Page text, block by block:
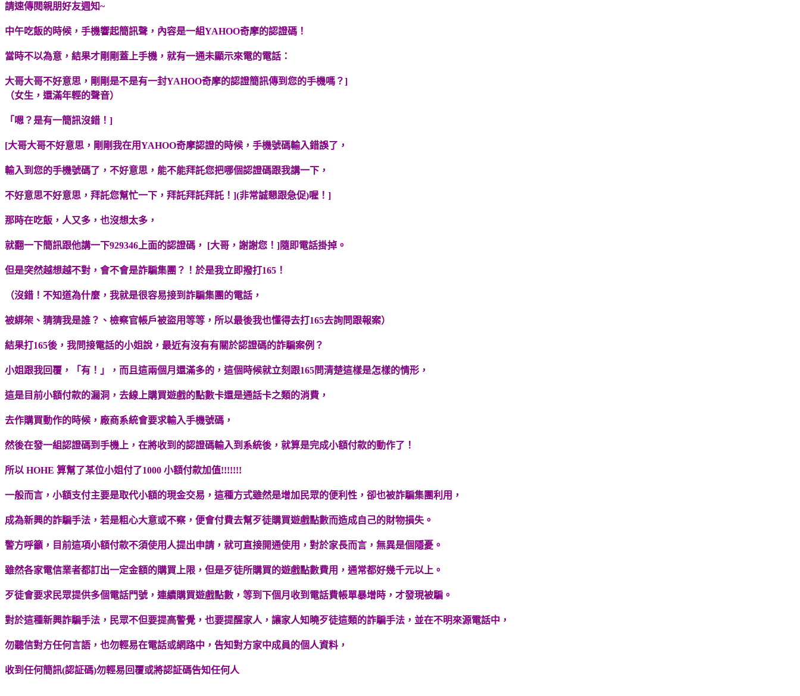
請速傳閱親朋好友週知~
中午吃飯的時候，手機響起簡訊聲，內容是一組YAHOO奇摩的認證碼！
當時不以為意，結果才剛剛蓋上手機，就有一通未顯示來電的電話：
大哥大哥不好意思，剛剛是不是有一封YAHOO奇摩的認證簡訊傳到您的手機嗎？]
（女生，還滿年輕的聲音）
「嗯？是有一簡訊沒錯！]
[大哥大哥不好意思，剛剛我在用YAHOO奇摩認證的時候，手機號碼輸入錯誤了，
輸入到您的手機號碼了，不好意思，能不能拜託您把哪個認證碼跟我講一下，
不好意思不好意思，拜託您幫忙一下，拜託拜託拜託！](非常誠懇跟急促)喔！]
那時在吃飯，人又多，也沒想太多，
就翻一下簡訊跟他講一下929346上面的認證碼， [大哥，謝謝您！]隨即電話掛掉。
但是突然越想越不對，會不會是詐騙集團？！於是我立即撥打165！
（沒錯！不知道為什麼，我就是很容易接到詐騙集團的電話，
被綁架、猜猜我是誰？、檢察官帳戶被盜用等等，所以最後我也懂得去打165去詢問跟報案）
結果打165後，我問接電話的小姐說，最近有沒有有關於認證碼的詐騙案例？
小姐跟我回覆，「有！」，而且這兩個月還滿多的，這個時候就立刻跟165問清楚這樣是怎樣的情形，
這是目前小額付款的漏洞，去線上購買遊戲的點數卡還是通話卡之類的消費，
去作購買動作的時候，廠商系統會要求輸入手機號碼，
然後在發一組認證碼到手機上，在將收到的認證碼輸入到系統後，就算是完成小額付款的動作了！
所以 HOHE 算幫了某位小姐付了1000 小額付款加值!!!!!!!
一般而言，小額支付主要是取代小額的現金交易，這種方式雖然是增加民眾的便利性，卻也被詐騙集團利用，
成為新興的詐騙手法，若是粗心大意或不察，便會付費去幫歹徒購買遊戲點數而造成自己的財物損失。
警方呼籲，目前這項小額付款不須使用人提出申請，就可直接開通使用，對於家長而言，無異是個隱憂。
雖然各家電信業者都訂出一定金額的購買上限，但是歹徒所購買的遊戲點數費用，通常都好幾千元以上。
歹徒會要求民眾提供多個電話門號，連續購買遊戲點數，等到下個月收到電話費帳單暴增時，才發現被騙。
對於這種新興詐騙手法，民眾不但要提高警覺，也要提醒家人，讓家人知曉歹徒這類的詐騙手法，並在不明來源電話中，
勿聽信對方任何言語，也勿輕易在電話或網路中，告知對方家中成員的個人資料，
收到任何簡訊(認証碼)勿輕易回覆或將認証碼告知任何人